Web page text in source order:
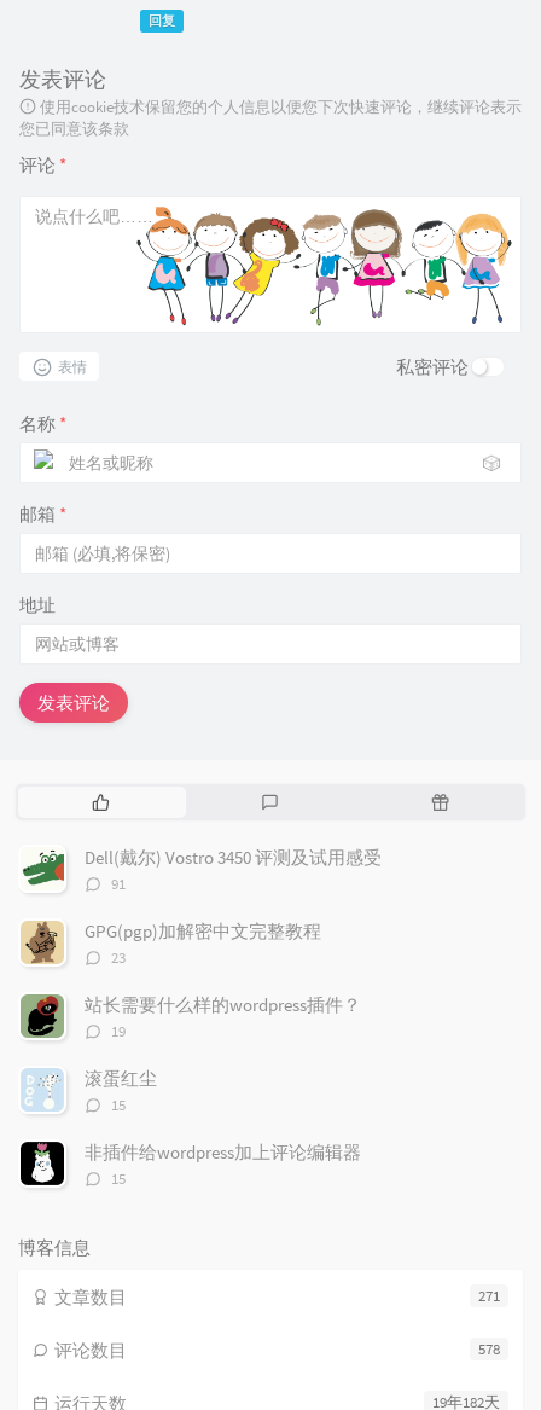
回复
发表评论
使用cookie技术保留您的个人信息以便您下次快速评论，继续评论表示
您已同意该条款
评论 *
表情 私密评论
名称 *
🎲
邮箱 *
地址
发表评论
热
文
章
评
随
Dell(戴尔) Vostro 3450 评测及试用感受
评
数：
91
GPG(pgp)加解密中文完整教程
评
数：
23
站长需要什么样的wordpress插件？
评
数：
19
滚蛋红尘
评
数：
15
非插件给wordpress加上评论编辑器
评
15
博客信息
271
文章数目
578
评论数目
19年182天
运行天数